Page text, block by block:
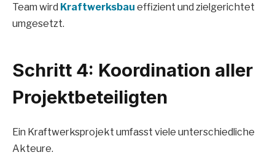
Team wird Kraftwerksbau effizient und zielgerichtet
umgesetzt.
Schritt 4: Koordination aller
Projektbeteiligten
Ein Kraftwerksprojekt umfasst viele unterschiedliche
Akteure.